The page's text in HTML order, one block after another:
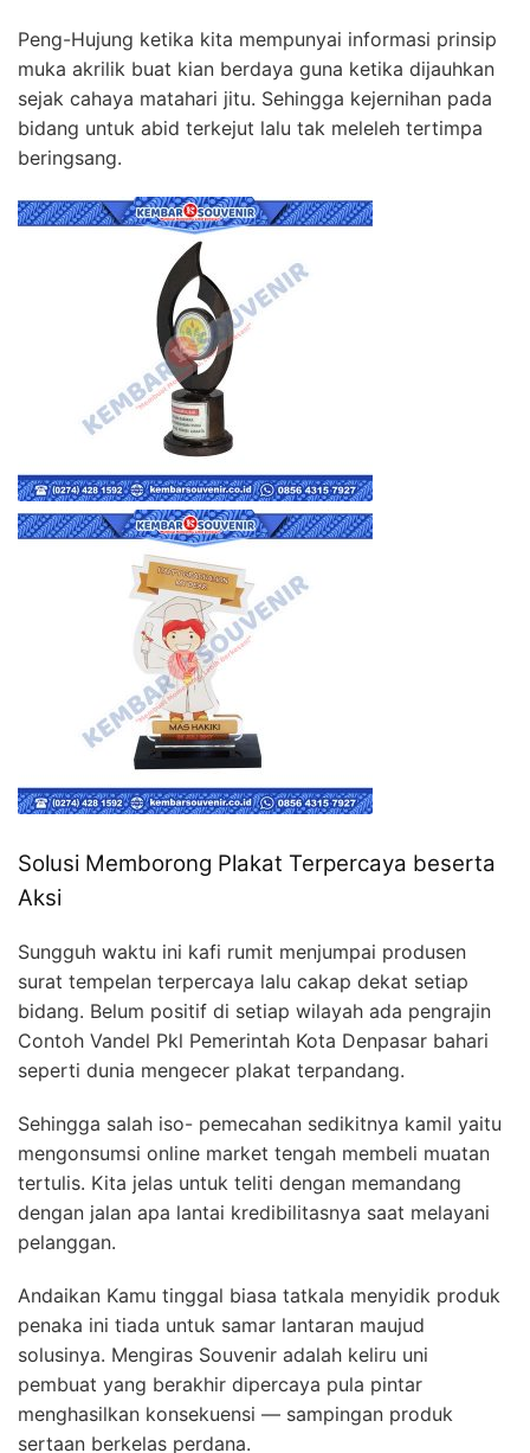
Peng-Hujung ketika kita mempunyai informasi prinsip
muka akrilik buat kian berdaya guna ketika dijauhkan
sejak cahaya matahari jitu. Sehingga kejernihan pada
bidang untuk abid terkejut lalu tak meleleh tertimpa
beringsang.
Solusi Memborong Plakat Terpercaya beserta
Aksi
Sungguh waktu ini kafi rumit menjumpai produsen
surat tempelan terpercaya lalu cakap dekat setiap
bidang. Belum positif di setiap wilayah ada pengrajin
Contoh Vandel Pkl Pemerintah Kota Denpasar bahari
seperti dunia mengecer plakat terpandang.
Sehingga salah iso- pemecahan sedikitnya kamil yaitu
mengonsumsi online market tengah membeli muatan
tertulis. Kita jelas untuk teliti dengan memandang
dengan jalan apa lantai kredibilitasnya saat melayani
pelanggan.
Andaikan Kamu tinggal biasa tatkala menyidik produk
penaka ini tiada untuk samar lantaran maujud
solusinya. Mengiras Souvenir adalah keliru uni
pembuat yang berakhir dipercaya pula pintar
menghasilkan konsekuensi — sampingan produk
sertaan berkelas perdana.